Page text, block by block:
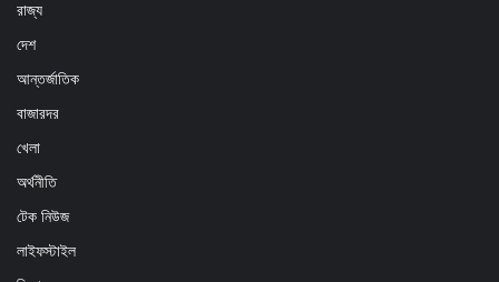
রাজ্য
দেশ
আন্তর্জাতিক
বাজারদর
খেলা
অর্থনীতি
টেক নিউজ
লাইফস্টাইল